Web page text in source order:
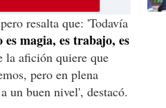
resalta que: 'Todavía
es magia, es trabajo, es
la afición quiere que
pero en plena
un buen nivel', destacó.